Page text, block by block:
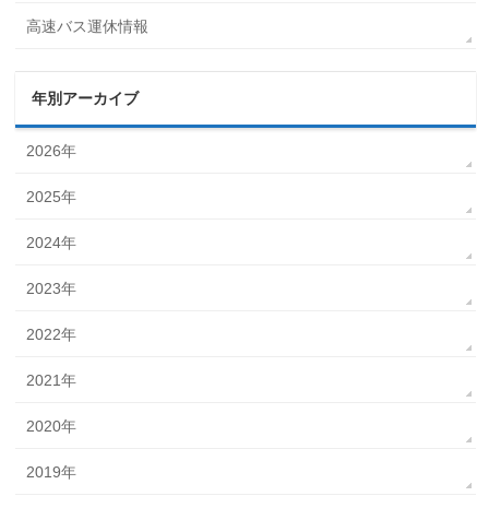
高速バス運休情報
年別アーカイブ
2026年
2025年
2024年
2023年
2022年
2021年
2020年
2019年